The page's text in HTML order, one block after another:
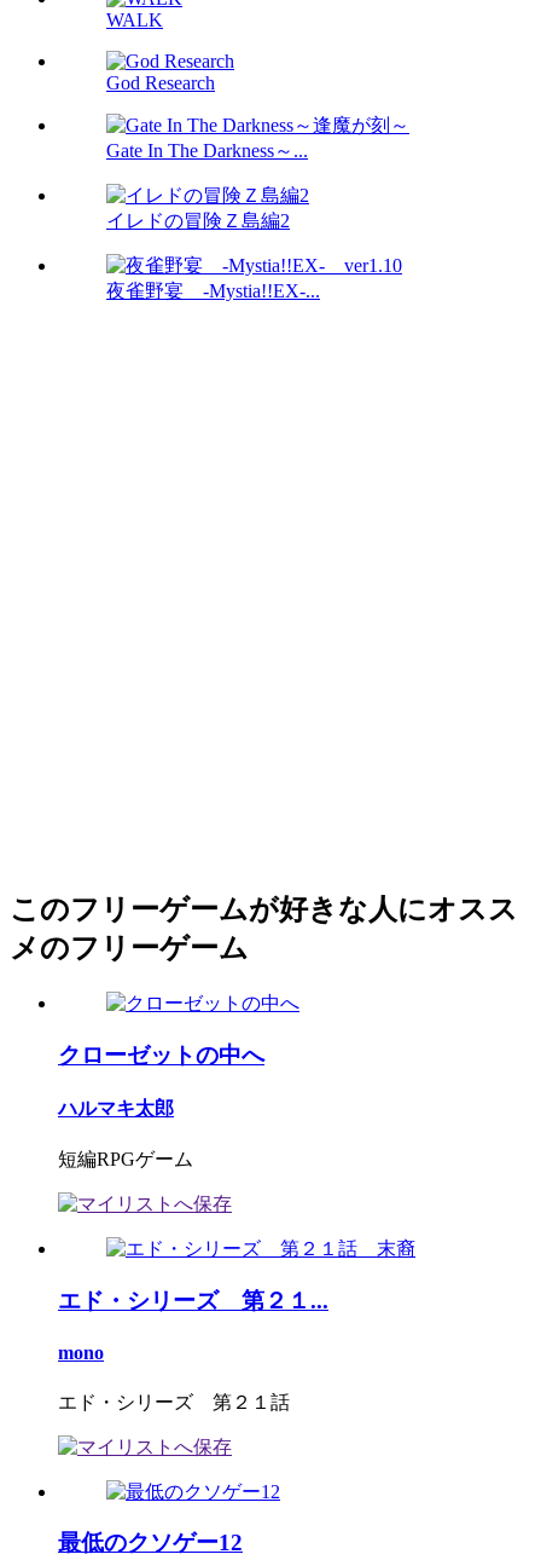
WALK
God Research
Gate In The Darkness～...
イレドの冒険Ｚ島編2
夜雀野宴 -Mystia!!EX-...
このフリーゲームが好きな人にオスス
メのフリーゲーム
クローゼットの中へ
ハルマキ太郎
短編RPGゲーム
エド・シリーズ 第２１...
mono
エド・シリーズ 第２１話
最低のクソゲー12